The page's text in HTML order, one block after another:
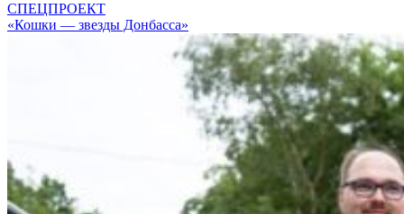
СПЕЦПРОЕКТ
«Кошки — звезды Донбасса»